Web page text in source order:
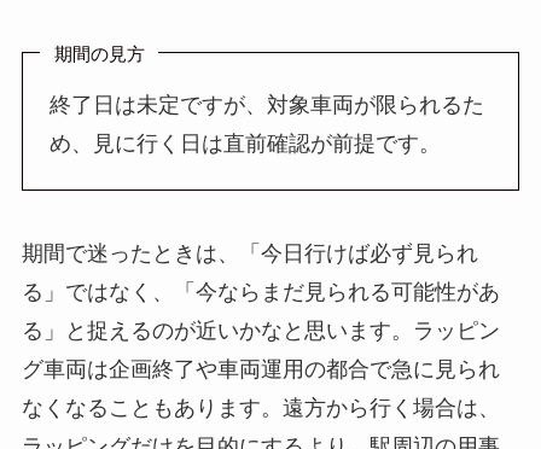
期間の見方
終了日は未定ですが、対象車両が限られるた
め、見に行く日は直前確認が前提です。
期間で迷ったときは、「今日行けば必ず見られ
る」ではなく、「今ならまだ見られる可能性があ
る」と捉えるのが近いかなと思います。ラッピン
グ車両は企画終了や車両運用の都合で急に見られ
なくなることもあります。遠方から行く場合は、